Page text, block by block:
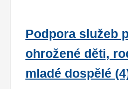
Podpora služeb
ohrožené děti,
mladé dospělé